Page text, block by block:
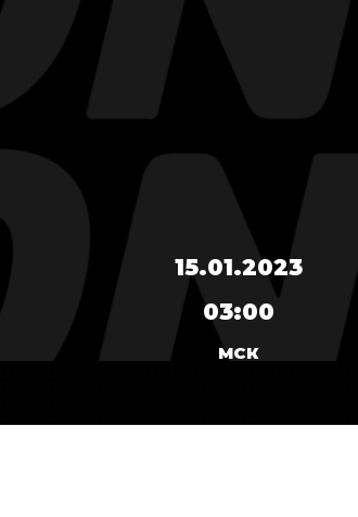
15.01.2023
03:00
МСК